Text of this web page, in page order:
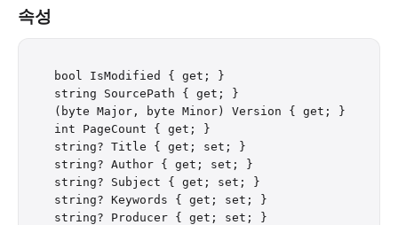
속성
bool IsModified { get; }
string SourcePath { get; }
(byte Major, byte Minor) Version { get; }
int PageCount { get; }
string? Title { get; set; }
string? Author { get; set; }
string? Subject { get; set; }
string? Keywords { get; set; }
string? Producer { get; set; }